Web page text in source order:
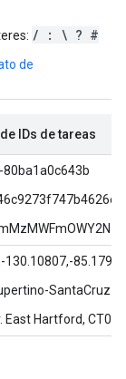
/ : \ ? #
de
IDs de tareas
SantaCruz
East Hartford,